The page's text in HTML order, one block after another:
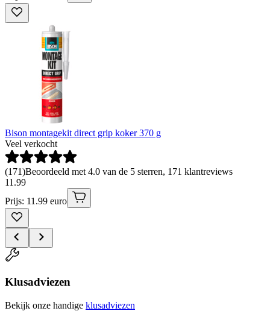
Bison montagekit direct grip koker 370 g
Veel verkocht
(171)Beoordeeld met 4.0 van de 5 sterren, 171 klantreviews
11 .99
Prijs: 11.99 euro
Klusadviezen
Bekijk onze handige klusadviezen